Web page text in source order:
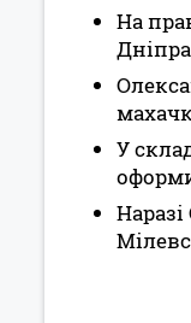
На
Дніпра
У